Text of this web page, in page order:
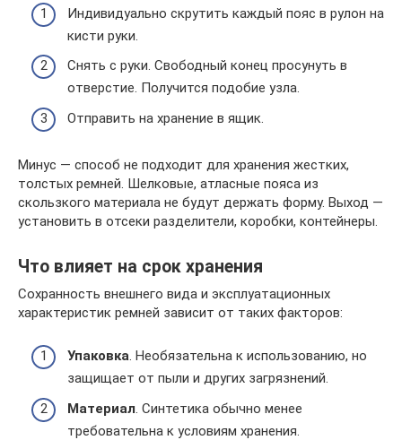
Индивидуально скрутить каждый пояс в рулон на
кисти руки.
Снять с руки. Свободный конец просунуть в
отверстие. Получится подобие узла.
Отправить на хранение в ящик.
Минус — способ не подходит для хранения жестких,
толстых ремней. Шелковые, атласные пояса из
скользкого материала не будут держать форму. Выход —
установить в отсеки разделители, коробки, контейнеры.
Что влияет на срок хранения
Сохранность внешнего вида и эксплуатационных
характеристик ремней зависит от таких факторов:
Упаковка. Необязательна к использованию, но
защищает от пыли и других загрязнений.
Материал . Синтетика обычно менее
требовательна к условиям хранения.